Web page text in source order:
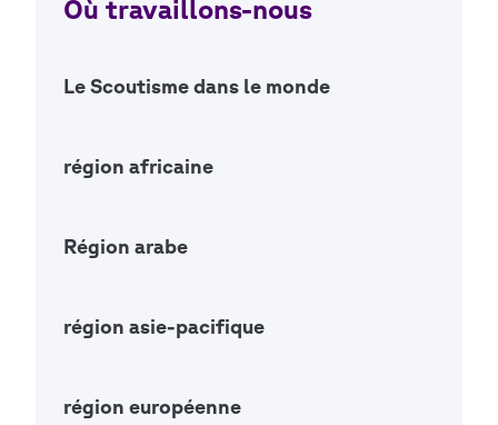
Où travaillons-nous
Le Scoutisme dans le monde
région africaine
Région arabe
région asie-pacifique
région européenne